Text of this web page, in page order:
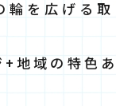
輪を広げる
地域の特色